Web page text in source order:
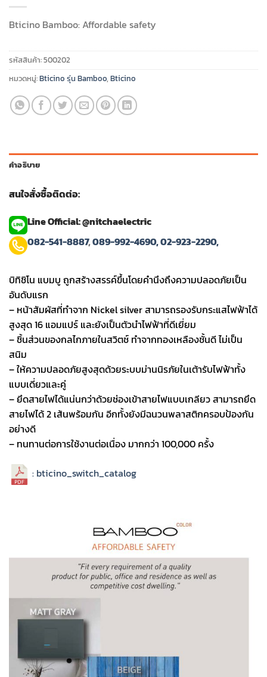
Bticino Bamboo: Affordable safety
รหัสสินค้า:500202
หมวดหมู่:Bticino รุ่น Bamboo, Bticino
คำอธิบาย
สนใจสั่งซื้อติดต่อ:
Line Official: @nitchaelectric
082-541-8887,089-992-4690,02-923-2290,
บิทิชิโน แบมบู ถูกสร้างสรรค์ขึ้นโดยคำนึงถึงความปลอดภัยเป็น
อันดับแรก
– หน้าสัมผัสที่ทำจาก Nickel silver สามารถรองรับกระแสไฟฟ้าได้
สูงสุด 16 แอมแปร์ และยังเป็นตัวนำไฟฟ้าที่ดีเยี่ยม
– ชิ้นส่วนของกลไกภายในสวิตช์ ทำจากทองเหลืองชั้นดี ไม่เป็น
สนิม
– ให้ความปลอดภัยสูงสุดด้วยระบบม่านนิรภัยในเต้ารับไฟฟ้าทั้ง
แบบเดี่ยวและคู่
– ยึดสายไฟได้แน่นกว่าด้วยช่องเข้าสายไฟแบบเกลียว สามารถยึด
สายไฟได้ 2 เส้นพร้อมกัน อีกทั้งยังมีฉนวนพลาสติกครอบป้องกัน
อย่างดี
– ทนทานต่อการใช้งานต่อเนื่อง มากกว่า 100,000 ครั้ง
: bticino_switch_catalog